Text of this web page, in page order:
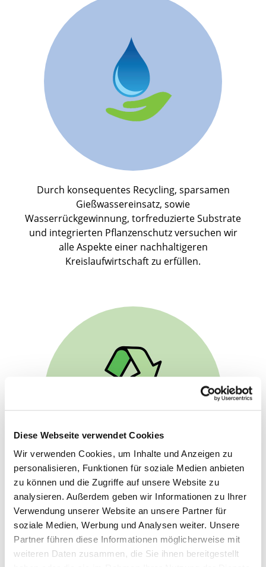
Diese Webseite verwendet Cookies
Wir verwenden Cookies, um Inhalte und Anzeigen zu
personalisieren, Funktionen für soziale Medien anbieten
zu können und die Zugriffe auf unsere Website zu
analysieren. Außerdem geben wir Informationen zu Ihrer
Verwendung unserer Website an unsere Partner für
soziale Medien, Werbung und Analysen weiter. Unsere
Partner führen diese Informationen möglicherweise mit
weiteren Daten zusammen, die Sie ihnen bereitgestellt
Durch konsequentes Recycling, sparsamen
Gießwassereinsatz, sowie
Wasserrückgewinnung, torfreduzierte Substrate
und integrierten Pflanzenschutz versuchen wir
alle Aspekte einer nachhaltigeren
Kreislaufwirtschaft zu erfüllen.
Stetig optimieren wir unsere Abläufe und nutzen
jede verfügbare Stellschraube um uns als
Produzent weiterzuentwickeln. Nach den selben
hohen Standards arbeiten unsere ausgewählten
Produzenten, mit denen wir in enger